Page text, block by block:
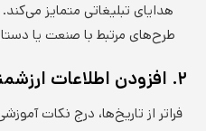
هدایای تبلیغاتی متمایز
طرح‌های مرتبط با صنعت یا
۲. افزودن اطلاعات ارزشمند و کاربردی برای مخاطب
فراتر از تاریخ‌ها، درج نکات